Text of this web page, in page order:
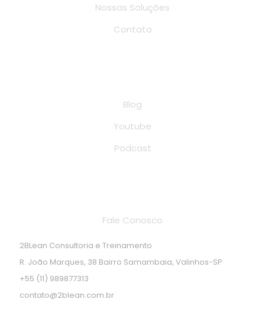
Nossas Soluções
Contato
Blog
Youtube
Podcast
Fale Conosco
2BLean Consultoria e Treinamento
R. João Marques, 38 Bairro Samambaia, Valinhos-SP
+55 (11) 989877313
contato@2blean.com.br